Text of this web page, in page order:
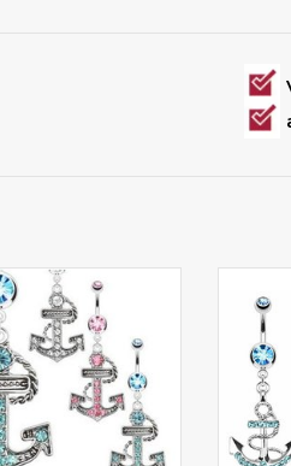
Ankeranhänger gibt
es in 3 Farben